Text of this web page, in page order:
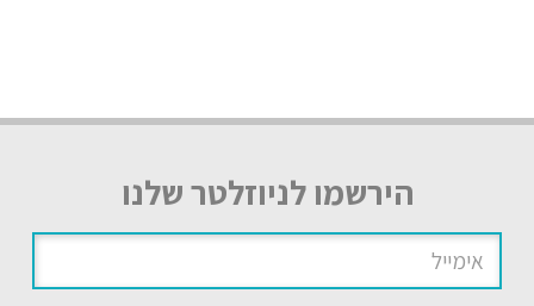
הירשמו לניוזלטר שלנו